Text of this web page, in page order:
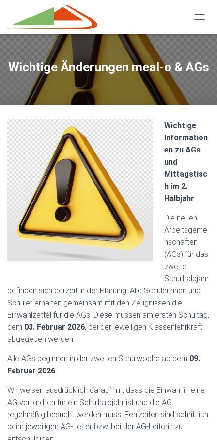
Wichtige Änderungen meal-o & AGs
Wichtige
Information
en zu AGs
und
Mittagstisc
h im 2.
Halbjahr
Die neuen
Arbeitsgemei
nschaften
(AGs) für das
zweite
Schulhalbjahr
befinden sich derzeit in der Planung. Alle Schülerinnen und
Schüler erhalten gemeinsam mit den Zeugnissen die
Einwahlzettel für die AGs. Diese müssen am ersten Schultag,
dem 03. Februar 2026, bei der jeweiligen Klassenlehrkraft
abgegeben werden.
Alle AGs beginnen in der zweiten Schulwoche ab dem 09.
Februar 2026.
Wir weisen ausdrücklich darauf hin, dass die Einwahl in eine
AG verbindlich für ein Schulhalbjahr ist und die AG
regelmäßig besucht werden muss. Fehlzeiten sind schriftlich
beim jeweiligen AG-Leiter bzw. bei der AG-Leiterin zu